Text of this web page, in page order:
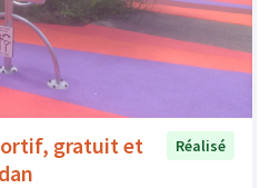
gratuit et
Réalisé